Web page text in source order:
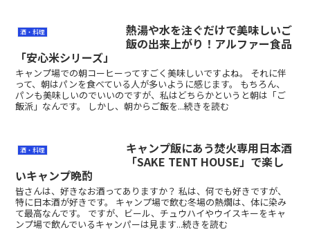
酒・料理
熱湯や水を注ぐだけで美味しいご
飯の出来上がり！アルファー食品
「安心米シリーズ」
キャンプ場での朝コーヒーってすごく美味しいですよね。 それに伴
って、朝はパンを食べている人が多いように感じます。 もちろん、
パンも美味しいのでいいのですが、私はどちらかというと朝は「ご
飯派」なんです。 しかし、朝からご飯を...続きを読む
酒・料理
キャンプ飯にあう焚火専用日本酒
「SAKE TENT HOUSE」で楽し
いキャンプ晩酌
皆さんは、好きなお酒ってありますか？ 私は、何でも好きですが、
特に日本酒が好きです。 キャンプ場で飲む冬場の熱燗は、体に染み
て最高なんです。 ですが、ビール、チュウハイやウイスキーをキャ
ンプ場で飲んでいるキャンパーは見ます...続きを読む